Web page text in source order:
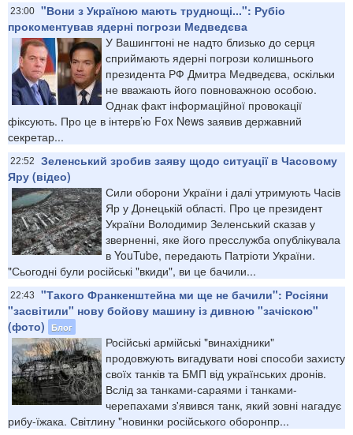
23:00 "Вони з Україною мають труднощі...": Рубіо
прокоментував ядерні погрози Медведєва
У Вашингтоні не надто близько до серця
сприймають ядерні погрози колишнього
президента РФ Дмитра Медведєва, оскільки
не вважають його повноважною особою.
Однак факт інформаційної провокації
фіксують. Про це в інтерв’ю Fox News заявив державний
секретар...
22:52
Зеленський зробив заяву щодо ситуації в Часовому
Яру (відео)
Сили оборони України і далі утримують Часів
Яр у Донецькій області. Про це президент
України Володимир Зеленський сказав у
зверненні, яке його пресслужба опублікувала
в YouTube, передають Патріоти України.
"Сьогодні були російські "вкиди", ви це бачили...
22:43
"Такого Франкенштейна ми ще не бачили": Росіяни
"засвітили" нову бойову машину із дивною "зачіскою"
(фото)
Блог
Російські армійські "винахідники"
продовжують вигадувати нові способи захисту
своїх танків та БМП від українських дронів.
Вслід за танками-сараями і танками-
черепахами з'явився танк, який зовні нагадує
рибу-їжака. Світлину "новинки російського оборонпр...